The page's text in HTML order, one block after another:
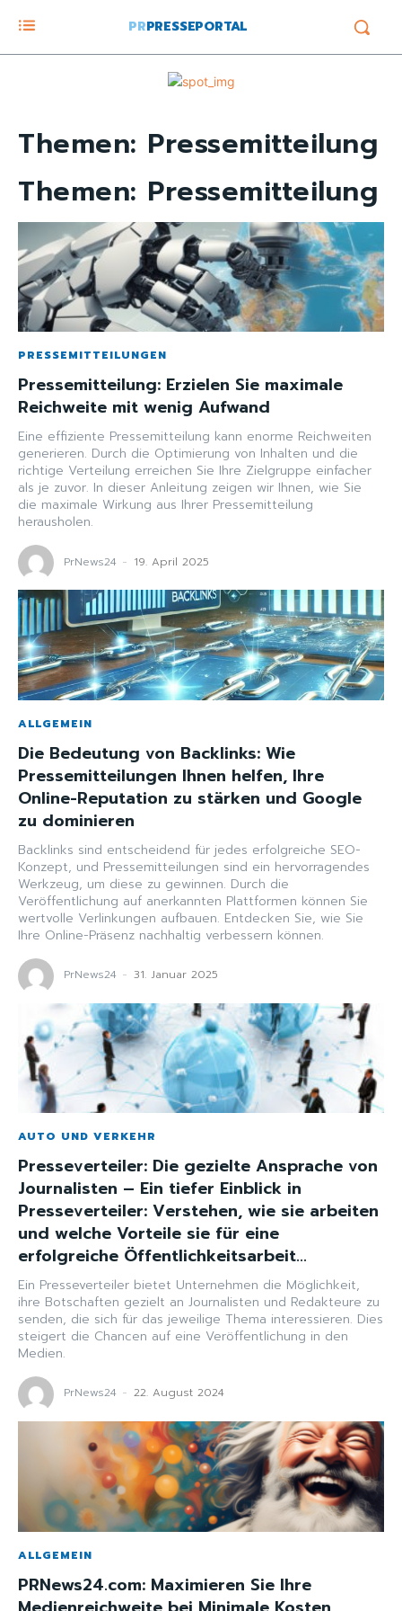
PRPRESSEPORTAL
Themen: Pressemitteilung
Themen: Pressemitteilung
PRESSEMITTEILUNGEN
Pressemitteilung: Erzielen Sie maximale
Reichweite mit wenig Aufwand
Eine effiziente Pressemitteilung kann enorme Reichweiten
generieren. Durch die Optimierung von Inhalten und die
richtige Verteilung erreichen Sie Ihre Zielgruppe einfacher
als je zuvor. In dieser Anleitung zeigen wir Ihnen, wie Sie
die maximale Wirkung aus Ihrer Pressemitteilung
herausholen.
PrNews24 - 19. April 2025
ALLGEMEIN
Die Bedeutung von Backlinks: Wie
Pressemitteilungen Ihnen helfen, Ihre
Online-Reputation zu stärken und Google
zu dominieren
Backlinks sind entscheidend für jedes erfolgreiche SEO-
Konzept, und Pressemitteilungen sind ein hervorragendes
Werkzeug, um diese zu gewinnen. Durch die
Veröffentlichung auf anerkannten Plattformen können Sie
wertvolle Verlinkungen aufbauen. Entdecken Sie, wie Sie
Ihre Online-Präsenz nachhaltig verbessern können.
PrNews24 - 31. Januar 2025
AUTO UND VERKEHR
Presseverteiler: Die gezielte Ansprache von
Journalisten – Ein tiefer Einblick in
Presseverteiler: Verstehen, wie sie arbeiten
und welche Vorteile sie für eine
erfolgreiche Öffentlichkeitsarbeit...
Ein Presseverteiler bietet Unternehmen die Möglichkeit,
ihre Botschaften gezielt an Journalisten und Redakteure zu
senden, die sich für das jeweilige Thema interessieren. Dies
steigert die Chancen auf eine Veröffentlichung in den
Medien.
PrNews24 - 22. August 2024
ALLGEMEIN
PRNews24.com: Maximieren Sie Ihre